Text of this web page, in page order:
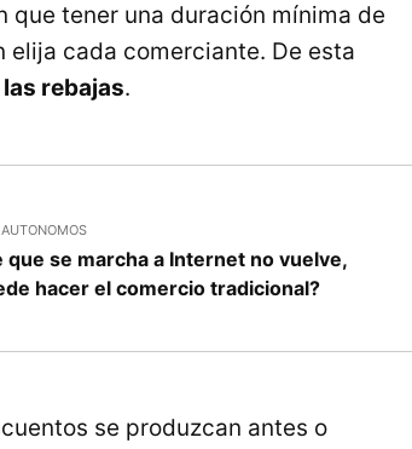
tener una duración mínima de
elija cada comerciante. De esta
rebajas.
que se marcha a Internet no vuelve,
hacer el comercio tradicional?
se produzcan antes o